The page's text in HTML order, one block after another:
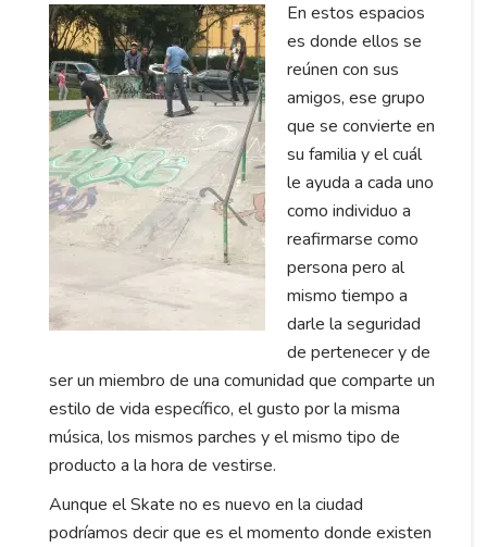
En estos espacios
es donde ellos se
reúnen con sus
amigos, ese grupo
que se convierte en
su familia y el cuál
le ayuda a cada uno
como individuo a
reafirmarse como
persona pero al
mismo tiempo a
darle la seguridad
de pertenecer y de
ser un miembro de una comunidad que comparte un
estilo de vida específico, el gusto por la misma
música, los mismos parches y el mismo tipo de
producto a la hora de vestirse.
Aunque el Skate no es nuevo en la ciudad
podríamos decir que es el momento donde existen